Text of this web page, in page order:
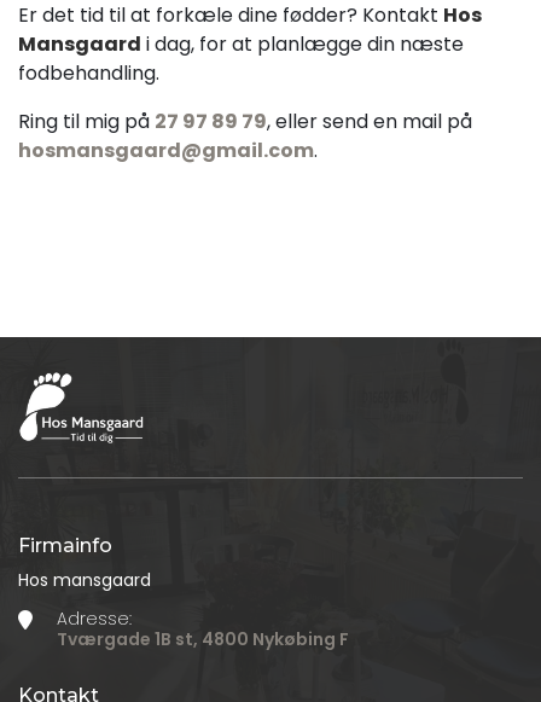
Er det tid til at forkæle dine fødder? Kontakt Hos
Mansgaard i dag, for at planlægge din næste
fodbehandling.
Ring til mig på 27 97 89 79, eller send en mail på
hosmansgaard@gmail.com.
Firmainfo
Hos mansgaard
Adresse:
Tværgade 1B st, 4800 Nykøbing F
Kontakt